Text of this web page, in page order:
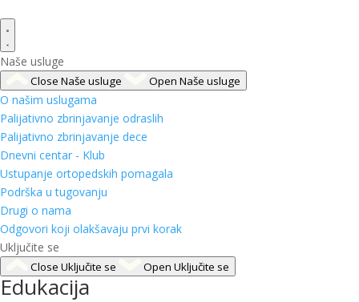
Naše usluge
Close Naše usluge Open Naše usluge
O našim uslugama
Palijativno zbrinjavanje odraslih
Palijativno zbrinjavanje dece
Dnevni centar - Klub
Ustupanje ortopedskih pomagala
Podrška u tugovanju
Drugi o nama
Odgovori koji olakšavaju prvi korak
Uključite se
Close Uključite se Open Uključite se
Edukacija